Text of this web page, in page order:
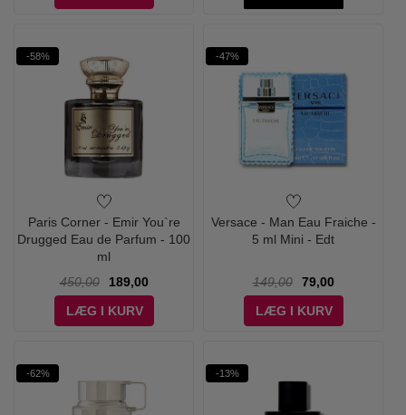
-58%
Paris Corner - Emir You`re
Drugged Eau de Parfum - 100
ml
450,00
189,00
LÆG I KURV
-47%
Versace - Man Eau Fraiche -
5 ml Mini - Edt
149,00
79,00
LÆG I KURV
-62% -13%